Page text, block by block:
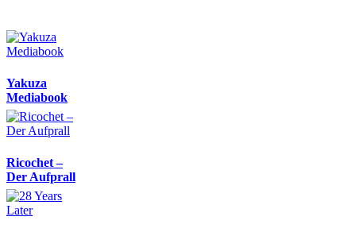
Yakuza
Mediabook
Ricochet –
Der Aufprall